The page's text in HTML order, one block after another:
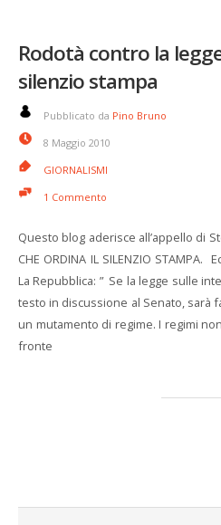
Rodotà contro la
silenzio stampa
Pubblicato da Pino Bruno
8 Maggio 2010
GIORNALISMI
1 Commento
Questo blog aderisce all’appello di
CHE ORDINA IL SILENZIO
La Repubblica: ” Se la legge sulle
testo in discussione al Senato, sarà
un mutamento di regime. I regimi
fronte